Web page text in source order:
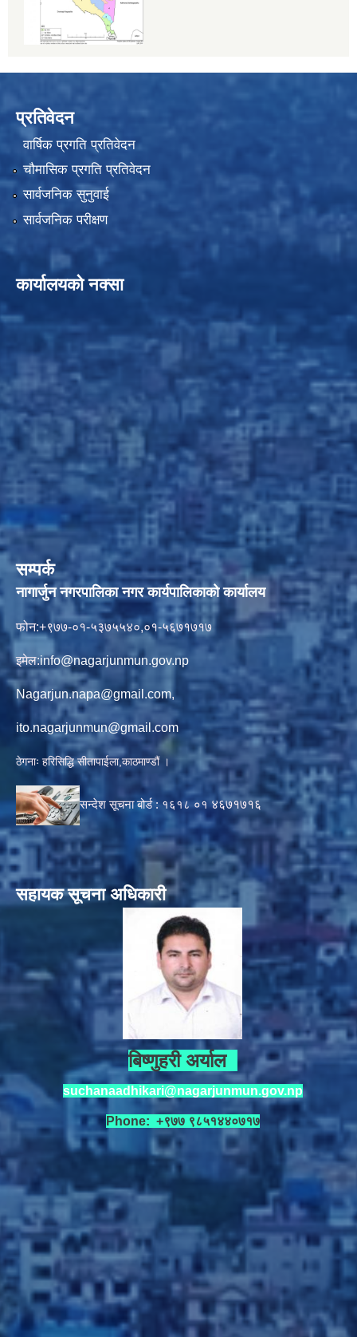
प्रतिवेदन
वार्षिक प्रगति प्रतिवेदन
चौमासिक प्रगति प्रतिवेदन
सार्वजनिक सुनुवाई
सार्वजनिक परीक्षण
कार्यालयको नक्सा
सम्पर्क
नागार्जुन नगरपालिका नगर कार्यपालिकाको कार्यालय
फोन:+९७७-०१-५३७५५४०,०१-५६७१७१७
इमेल:info@nagarjunmun.gov.np
Nagarjun.napa@gmail.com,
ito.nagarjunmun@gmail.com
ठेगनाः हरिसिद्धि सीतापाईला,काठमाण्डौं ।
सन्देश सूचना बोर्ड : १६१८ ०१४६७१७१६
सहायक सूचना अधिकारी
बिष्णुहरी अर्याल
suchanaadhikari@nagarjunmun.gov.np
Phone: +९७७ ९८५१४४०७१७